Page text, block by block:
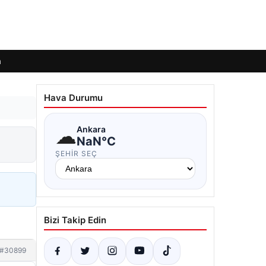
#30899
Hava Durumu
☁Ankara
NaN°C
ŞEHIR SEÇ
Bizi Takip Edin